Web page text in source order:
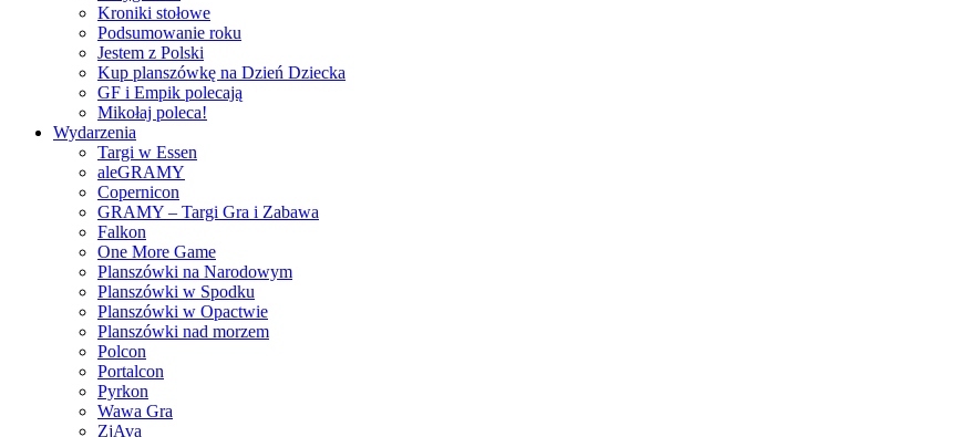
Kroniki stołowe
Podsumowanie roku
Jestem z Polski
Kup planszówkę na Dzień Dziecka
GF i Empik polecają
Mikołaj poleca!
Wydarzenia
Targi w Essen
aleGRAMY
Copernicon
GRAMY – Targi Gra i Zabawa
Falkon
One More Game
Planszówki na Narodowym
Planszówki w Spodku
Planszówki w Opactwie
Planszówki nad morzem
Polcon
Portalcon
Pyrkon
Wawa Gra
ZjAva